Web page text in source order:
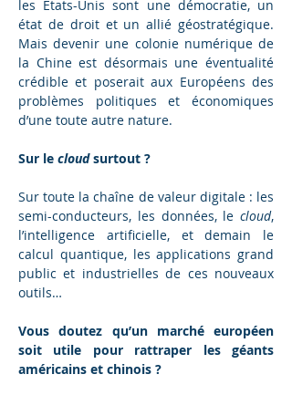
les Etats-Unis sont une démocratie, un
état de droit et un allié géostratégique.
Mais devenir une colonie numérique de
la Chine est désormais une éventualité
crédible et poserait aux Européens des
problèmes politiques et économiques
d’une toute autre nature.
Sur le cloud surtout ?
Sur toute la chaîne de valeur digitale : les
semi-conducteurs, les données, le cloud,
l’intelligence artificielle, et demain le
calcul quantique, les applications grand
public et industrielles de ces nouveaux
outils…
Vous doutez qu’un marché européen
soit utile pour rattraper les géants
américains et chinois ?